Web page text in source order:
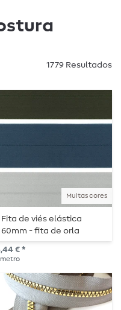
1779 Resultados
Muitas cores
Fita de viés elástica
60mm - fita de orla
elástica dobrada - a
metro
€ *
metro